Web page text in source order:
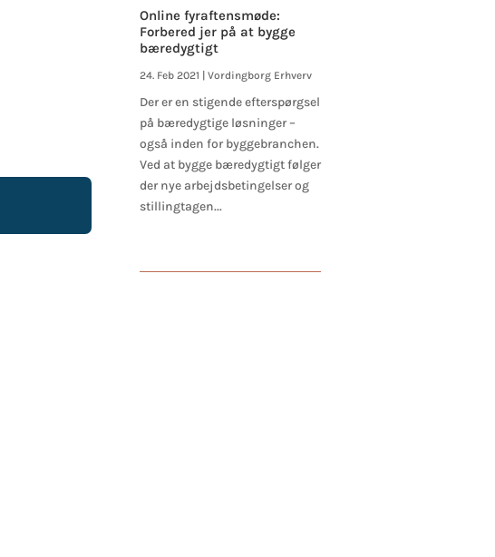
Online fyraftensmøde:
Forbered jer på at bygge
bæredygtigt
24. Feb 2021 Vordingborg Erhverv
Der er en stigende efterspørgsel
på bæredygtige løsninger –
også inden for byggebranchen.
Ved at bygge bæredygtigt følger
der nye arbejdsbetingelser og
stillingtagen...